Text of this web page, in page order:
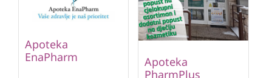
Apoteka
EnaPharm
Apoteka
PharmPlus